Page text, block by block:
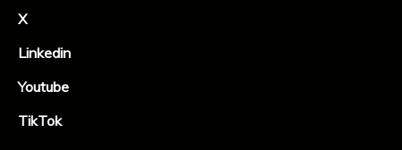
X
Linkedin
Youtube
TikTok